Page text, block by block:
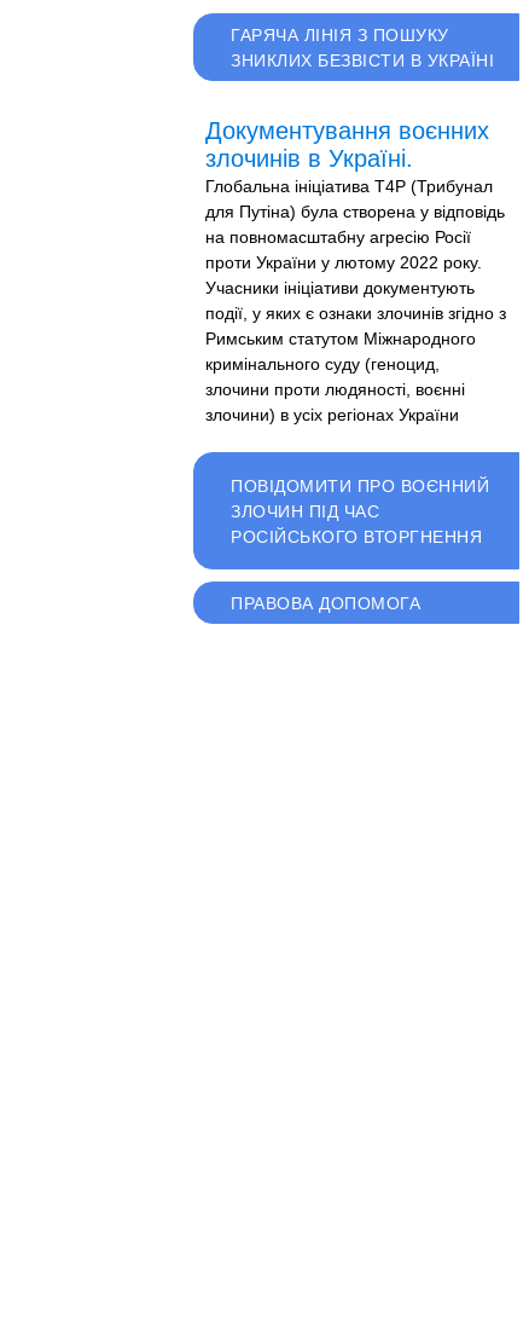
ГАРЯЧА ЛІНІЯ З ПОШУКУ
ЗНИКЛИХ БЕЗВІСТИ В УКРАЇНІ
Документування воєнних
злочинів в Україні.
Глобальна ініціатива T4P (Трибунал
для Путіна) була створена у відповідь
на повномасштабну агресію Росії
проти України у лютому 2022 року.
Учасники ініціативи документують
події, у яких є ознаки злочинів згідно з
Римським статутом Міжнародного
кримінального суду (геноцид,
злочини проти людяності, воєнні
злочини) в усіх регіонах України
ПОВІДОМИТИ ПРО ВОЄННИЙ
ЗЛОЧИН ПІД ЧАС
РОСІЙСЬКОГО ВТОРГНЕННЯ
ПРАВОВА ДОПОМОГА